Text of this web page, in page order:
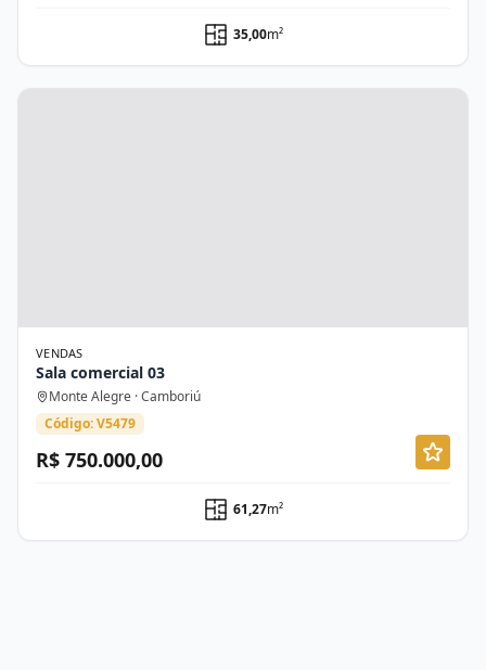
35,00m²
VENDAS
Sala comercial 03
Monte Alegre · Camboriú
Código: V5479
R$ 750.000,00
61,27m²